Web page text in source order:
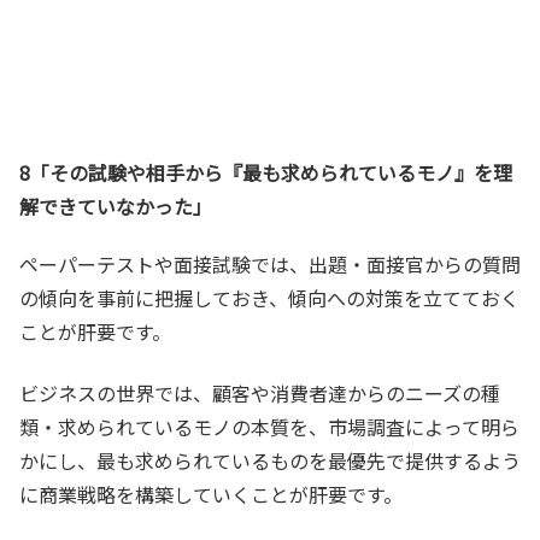
8「その試験や相手から『最も求められているモノ』を理
解できていなかった」
ペーパーテストや面接試験では、出題・面接官からの質問
の傾向を事前に把握しておき、傾向への対策を立てておく
ことが肝要です。
ビジネスの世界では、顧客や消費者達からのニーズの種
類・求められているモノの本質を、市場調査によって明ら
かにし、最も求められているものを最優先で提供するよう
に商業戦略を構築していくことが肝要です。